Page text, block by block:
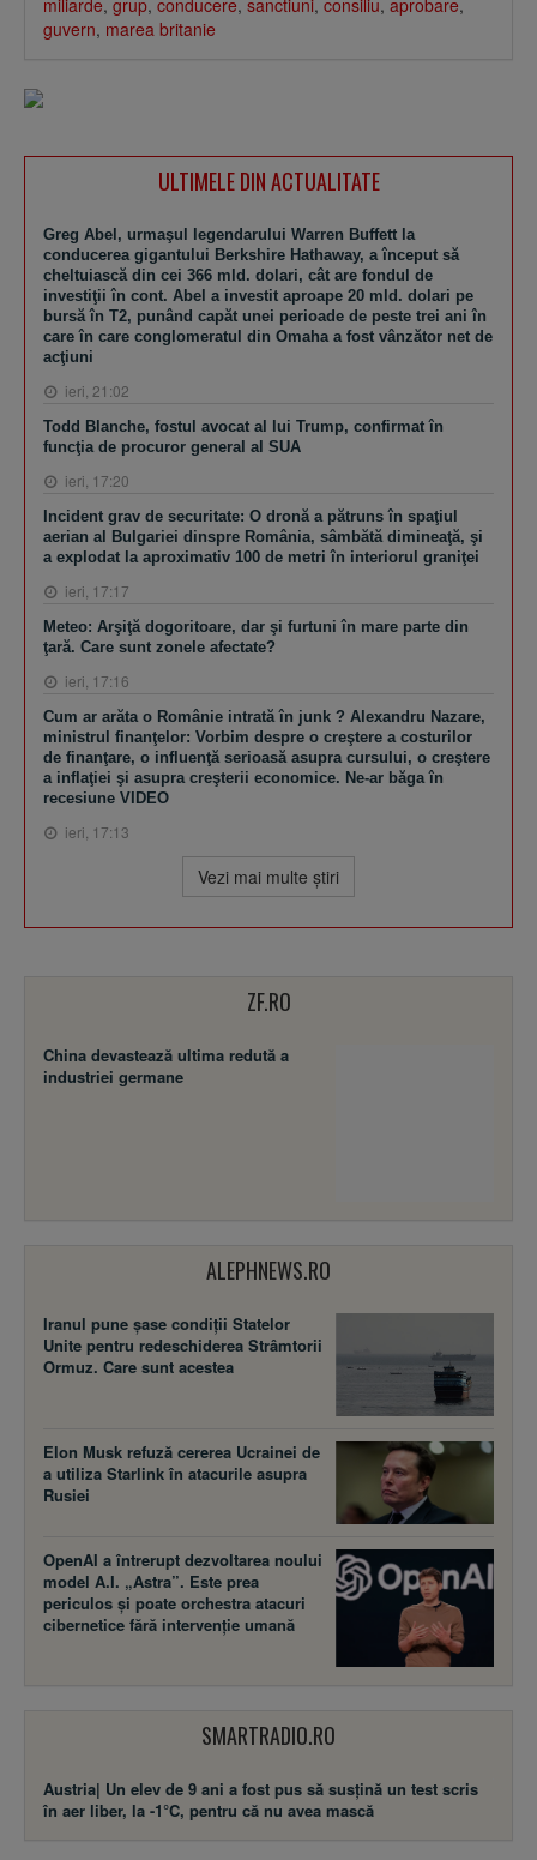
guvern, marea britanie
ULTIMELE DIN ACTUALITATE
Greg Abel, urmaşul legendarului Warren Buffett la
conducerea gigantului Berkshire Hathaway, a început să
cheltuiască din cei 366 mld. dolari, cât are fondul de
investiţii în cont. Abel a investit aproape 20 mld. dolari pe
bursă în T2, punând capăt unei perioade de peste trei ani în
care în care conglomeratul din Omaha a fost vânzător net de
acţiuni
ieri, 21:02
Todd Blanche, fostul avocat al lui Trump, confirmat în
funcţia de procuror general al SUA
ieri, 17:20
Incident grav de securitate: O dronă a pătruns în spaţiul
aerian al Bulgariei dinspre România, sâmbătă dimineaţă, şi
a explodat la aproximativ 100 de metri în interiorul graniţei
ieri, 17:17
Meteo: Arşiţă dogoritoare, dar şi furtuni în mare parte din
ţară. Care sunt zonele afectate?
ieri, 17:16
Cum ar arăta o Românie intrată în junk ? Alexandru Nazare,
ministrul finanţelor: Vorbim despre o creştere a costurilor
de finanţare, o influenţă serioasă asupra cursului, o creştere
a inflaţiei şi asupra creşterii economice. Ne-ar băga în
recesiune VIDEO
ieri, 17:13
Vezi mai multe ştiri
ZF.RO
China devastează ultima redută a
industriei germane
ALEPHNEWS.RO
Iranul pune șase condiții Statelor
Unite pentru redeschiderea Strâmtorii
Ormuz. Care sunt acestea
Elon Musk refuză cererea Ucrainei de
a utiliza Starlink în atacurile asupra
Rusiei
OpenAI a întrerupt dezvoltarea noului
model A.I. „Astra”. Este prea
periculos și poate orchestra atacuri
cibernetice fără intervenție umană
SMARTRADIO.RO
Austria| Un elev de 9 ani a fost pus să susţină un test scris
în aer liber, la -1°C, pentru că nu avea mască